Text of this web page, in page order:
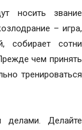
носить звание
– игра,
собирает сотни
чем принять
тренироваться
делами. Делайте